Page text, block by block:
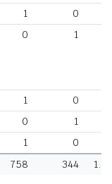
1
0
0 1
1
0
0
1
1
0
758 344